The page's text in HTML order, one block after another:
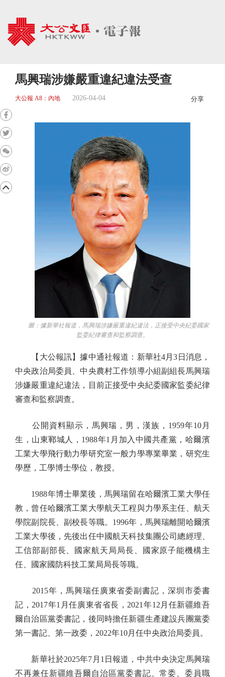
馬興瑞涉嫌嚴重違紀違法受查
大公報 A8：內地 2026-04-04 分享
圖：據新華社報道，馬興瑞涉嫌嚴重違紀違法，正接受中央紀委國家
監委紀律審查和監察調查。
【大公報訊】據中通社報道：新華社4月3日消息，
中央政治局委員、中央農村工作領導小組副組長馬興瑞
涉嫌嚴重違紀違法，目前正接受中央紀委國家監委紀律
審查和監察調查。
公開資料顯示，馬興瑞，男，漢族，1959年10月
生，山東鄆城人，1988年1月加入中國共產黨，哈爾濱
工業大學飛行動力學研究室一般力學專業畢業，研究生
學歷，工學博士學位，教授。
1988年博士畢業後，馬興瑞留在哈爾濱工業大學任
教，曾任哈爾濱工業大學航天工程與力學系主任、航天
學院副院長、副校長等職。1996年，馬興瑞離開哈爾濱
工業大學後，先後出任中國航天科技集團公司總經理、
工信部副部長、國家航天局局長、國家原子能機構主
任、國家國防科技工業局局長等職。
2015年，馬興瑞任廣東省委副書記，深圳市委書
記，2017年1月任廣東省省長，2021年12月任新疆維吾
爾自治區黨委書記，後同時擔任新疆生產建設兵團黨委
第一書記、第一政委，2022年10月任中央政治局委員。
新華社於2025年7月1日報道，中共中央決定馬興瑞
不再兼任新疆維吾爾自治區黨委書記、常委、委員職